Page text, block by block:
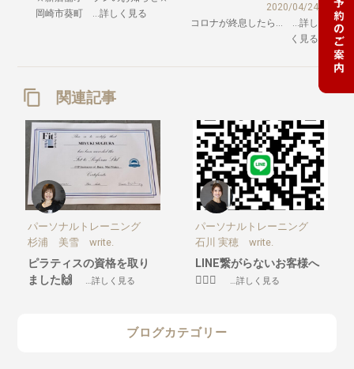
岡崎市葵町 …詳しく見る
2020/04/24
コロナが終息したら… …詳し
く見る
関連記事
パーソナルトレーニング
杉浦 美雪 write.
ピラティスの資格を取り
ました🙌
…詳しく見る
パーソナルトレーニング
石川 実穂 write.
LINE繋がらないお客様へ
🙇🏼‍♀️
…詳しく見る
ブログカテゴリー